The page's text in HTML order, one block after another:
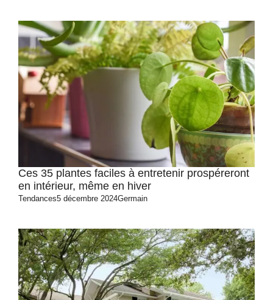
Ces 35 plantes faciles à entretenir prospéreront
en intérieur, même en hiver
Tendances5 décembre 2024Germain